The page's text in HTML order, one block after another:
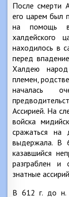
После смерти
его царем был
на помощь
халдейского
находилось в
перед
Халдею
племен,
началась
Ассирией. На
войска
сражаться
выдержала. В
казавшийся
разграблен и
знатные
В 612 г. до н.